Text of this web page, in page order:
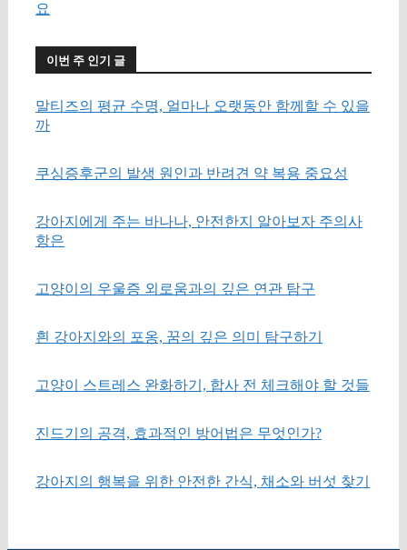
요
이번 주 인기 글
말티즈의 평균 수명, 얼마나 오랫동안 함께할 수 있을
까
쿠싱증후군의 발생 원인과 반려견 약 복용 중요성
강아지에게 주는 바나나, 안전한지 알아보자 주의사
항은
고양이의 우울증 외로움과의 깊은 연관 탐구
흰 강아지와의 포옹, 꿈의 깊은 의미 탐구하기
고양이 스트레스 완화하기, 합사 전 체크해야 할 것들
진드기의 공격, 효과적인 방어법은 무엇인가?
강아지의 행복을 위한 안전한 간식, 채소와 버섯 찾기